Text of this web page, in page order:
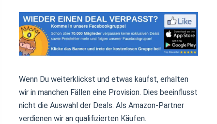
Wenn Du weiterklickst und etwas kaufst, erhalten
wir in manchen Fällen eine Provision. Dies beeinflusst
nicht die Auswahl der Deals. Als Amazon-Partner
verdienen wir an qualifizierten Käufen.